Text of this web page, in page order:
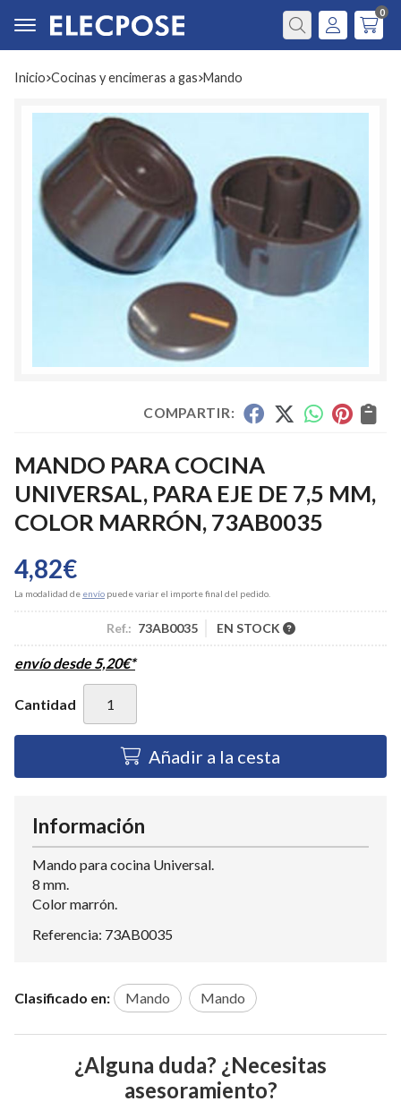
Buscar
0
Inicio cocinas y encimeras a gas mando
COMPARTIR:
MANDO PARA COCINA
UNIVERSAL, PARA EJE DE 7,5 MM,
COLOR MARRÓN, 73AB0035
4,82€
La modalidad de envío puede variar el importe final del pedido.
Ref.: 73AB0035 EN STOCK
envío desde5,20€*
Cantidad
Añadir a la cesta
Información
Mando para cocina Universal.
8 mm.
Color marrón.
Referencia: 73AB0035
Clasificado en: Mando Mando
¿Alguna duda? ¿Necesitas
asesoramiento?